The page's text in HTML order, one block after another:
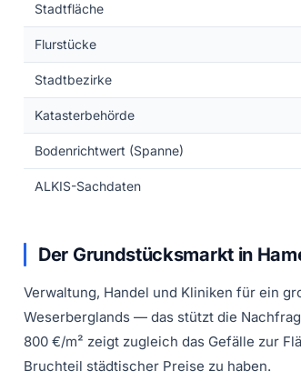
Stadtfläche
Flurstücke
Stadtbezirke
Katasterbehörde
Bodenrichtwert (Spanne)
ALKIS-Sachdaten
Der Grundstücksmarkt in
Verwaltung, Handel und Kliniken für ein
Weserberglands — das stützt die
800 €/m² zeigt zugleich das Gefälle zur
Bruchteil städtischer Preise zu haben.